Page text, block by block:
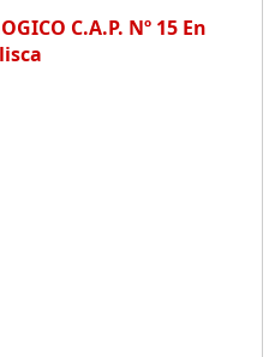
C.A.P. Nº 15 En